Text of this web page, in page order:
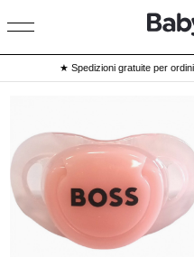
★ Spedizioni gratuite per